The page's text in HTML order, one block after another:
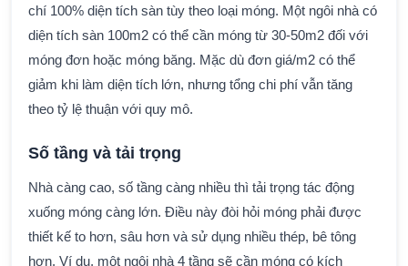
chí 100% diện tích sàn tùy theo loại móng. Một ngôi nhà có
diện tích sàn 100m2 có thể cần móng từ 30-50m2 đối với
móng đơn hoặc móng băng. Mặc dù đơn giá/m2 có thể
giảm khi làm diện tích lớn, nhưng tổng chi phí vẫn tăng
theo tỷ lệ thuận với quy mô.
Số tầng và tải trọng
Nhà càng cao, số tầng càng nhiều thì tải trọng tác động
xuống móng càng lớn. Điều này đòi hỏi móng phải được
thiết kế to hơn, sâu hơn và sử dụng nhiều thép, bê tông
hơn. Ví dụ, một ngôi nhà 4 tầng sẽ cần móng có kích